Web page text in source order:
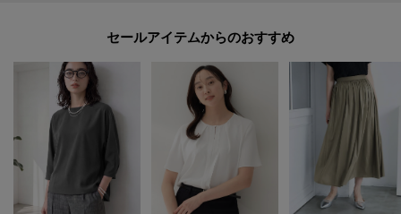
セールアイテムからのおすすめ